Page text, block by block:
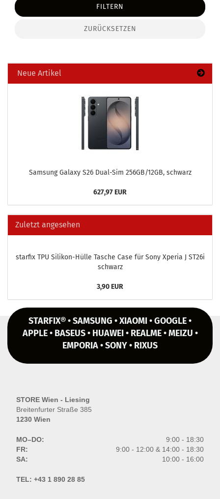
FILTERN
ZURÜCKSETZEN
Neue Artikel
Sam­sung Ga­la­xy S26 Dual-​Sim 256GB/12GB, schwarz
627,97 EUR
Zuletzt angesehen
star­fix TPU Silikon-​Hülle Ta­sche Case für Sony Xpe­ria J ST26i
schwarz
3,90 EUR
STARFIX® • SAMSUNG • XIAOMI • GOOGLE •
APPLE • BASEUS • HUAWEI • REALME • MEIZU •
EMPORIA • SONY • RIXUS
STORE Wien - Liesing
Breitenfurter Straße 385
1230 Wien
MO–DO:
9:00 - 18:30
FR:
9:00 - 12:00 & 14:00 - 18:30
SA:
10:00 - 16:00
TEL: +43 1 890 28 85